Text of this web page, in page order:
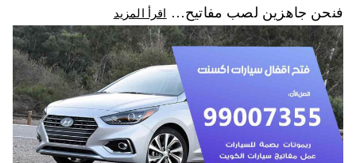
فنحن جاهزين لصب مفاتيح…
اقرأ المزيد